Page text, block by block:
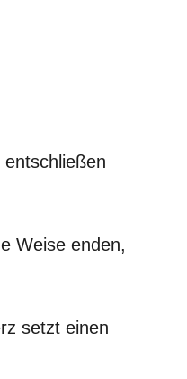
Weise enden,
setzt einen